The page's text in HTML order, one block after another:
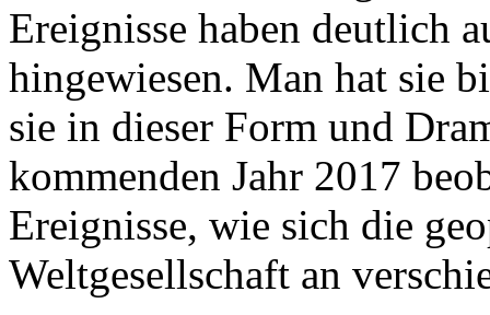
Ereignisse haben deutlich
hingewiesen. Man hat sie
sie in dieser Form und
kommenden Jahr 2017
Ereignisse, wie sich die
Weltgesellschaft an